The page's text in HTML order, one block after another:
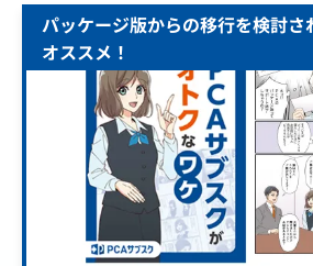
パッケージ版からの移行を検討さ
オススメ！